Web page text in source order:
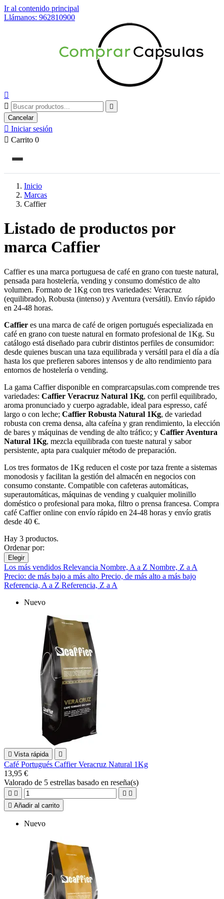
Ir al contenido principal
Llámanos: 962810900



Cancelar
 Iniciar sesión
 Carrito 0
Inicio
Marcas
Caffier
Listado de productos por
marca Caffier
Caffier es una marca portuguesa de café en grano con tueste natural,
pensada para hostelería, vending y consumo doméstico de alto
volumen. Formato de 1Kg con tres variedades: Veracruz
(equilibrado), Robusta (intenso) y Aventura (versátil). Envío rápido
en 24-48 horas.
Caffier es una marca de café de origen portugués especializada en
café en grano con tueste natural en formato profesional de 1Kg. Su
catálogo está diseñado para cubrir distintos perfiles de consumidor:
desde quienes buscan una taza equilibrada y versátil para el día a día
hasta los que prefieren sabores intensos y de alto rendimiento para
entornos de hostelería o vending.
La gama Caffier disponible en comprarcapsulas.com comprende tres
variedades: Caffier Veracruz Natural 1Kg, con perfil equilibrado,
aroma pronunciado y cuerpo agradable, ideal para espresso, café
largo o con leche; Caffier Robusta Natural 1Kg, de variedad
robusta con crema densa, alta cafeína y gran rendimiento, la elección
de bares y máquinas de vending de alto tráfico; y Caffier Aventura
Natural 1Kg, mezcla equilibrada con tueste natural y sabor
persistente, apta para cualquier método de preparación.
Los tres formatos de 1Kg reducen el coste por taza frente a sistemas
monodosis y facilitan la gestión del almacén en negocios con
consumo constante. Compatible con cafeteras automáticas,
superautomáticas, máquinas de vending y cualquier molinillo
doméstico o profesional para moka, filtro o prensa francesa. Compra
café Caffier online con envío rápido en 24-48 horas y envío gratis
desde 40 €.
Hay 3 productos.
Ordenar por:
Elegir
Los más vendidos Relevancia Nombre, A a Z Nombre, Z a A
Precio: de más bajo a más alto Precio, de más alto a más bajo
Referencia, A a Z Referencia, Z a A
Nuevo
 Vista rápida 
Café Portugués Caffier Veracruz Natural 1Kg
13,95 €
Valorado de 5 estrellas basado en reseña(s)
   
 Añadir al carrito
Nuevo